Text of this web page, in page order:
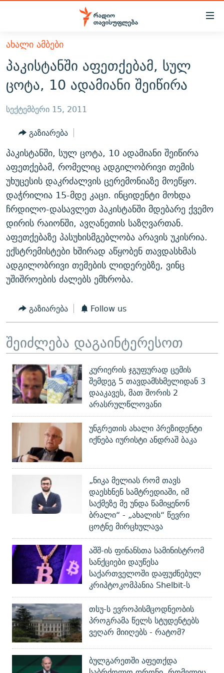
Accessibility
მთავარ
შინაარსზე
დაბრუნება
მთავარ
დაბრუნება
ძიებაზე
დაბრუნება
ᲐᲮᲐᲚᲘ ᲐᲛᲑᲔᲑᲘ
ᲗᲔᲛᲔᲑᲘ
ᲞᲝᲚᲘᲢᲘᲙᲐ
ᲔᲙᲝᲜᲝᲛᲘᲙᲐ
ᲡᲐᲖᲝᲒᲐᲓᲝᲔᲑᲐ
ᲡᲞᲝᲠᲢᲘ
ᲕᲘᲓᲔᲝ
ᲑᲚᲝᲒᲔᲑᲘ
ᲞᲝᲓᲙᲐᲡᲢᲔᲑᲘ
ᲜᲘᲙᲝᲡ ᲞᲝᲓᲙᲐᲡᲢᲘ
60 ᲓᲔᲪᲘᲑᲔᲚᲘ
ᲒᲐᲜᲙᲘᲗᲮᲕᲘᲡ ᲓᲦᲔ
ᲓᲘᲚᲘᲡ ᲡᲐᲣᲑᲠᲔᲑᲘ
ᲛᲝᲚᲐᲞᲐᲠᲐᲙᲔ ᲢᲔᲥᲡᲢᲔᲑᲘ
ᲨᲘᲜ - ᲣᲪᲮᲝᲔᲗᲨᲘ
ᲚᲘᲢᲔᲠᲐᲢᲣᲠᲣᲚᲘ ᲬᲐᲮᲜᲐᲒᲔᲑᲘ
ᲐᲛᲔᲠᲘᲙᲣᲚᲘ ᲛᲝᲗᲮᲠᲝᲑᲐ
ᲘᲛᲞᲔᲠᲘᲐ ᲓᲐ ᲠᲐᲓᲘᲝ
ᲗᲐᲕᲘᲡᲣᲤᲚᲔᲑᲘᲡ ᲛᲝᲜᲘᲢᲝᲠᲘ
ᲤᲔᲜᲝᲕᲐᲜᲘ - 2.10
ᲗᲥᲕᲔᲜᲘ ᲞᲣᲑᲚᲘᲙᲐᲪᲘᲔᲑᲘ
ᲞᲠᲝᲔᲥᲢᲔᲑᲘ
ᲣᲙᲠᲐᲘᲜᲐᲨᲘ ᲓᲐᲦᲣᲞᲣᲚᲘ ᲥᲐᲠᲗᲕᲔᲚᲘ ᲛᲔᲑᲠᲫᲝᲚᲔᲑᲘ - 2022
ᲓᲐᲛᲝᲣᲙᲘᲓᲔᲑᲚᲝᲑᲘᲡ 100 ᲬᲔᲚᲘ
ᲩᲔᲛᲘ ᲡᲘᲙᲕᲓᲘᲚᲘᲡ ᲛᲘᲖᲔᲖᲘᲐ COVID-19
11 ᲬᲔᲚᲘ - 11 ᲐᲛᲑᲐᲕᲘ
ᲡᲐᲞᲐᲠᲚᲐᲛᲔᲜᲢᲝ ᲐᲠᲩᲔᲕᲜᲔᲑᲘᲡ ᲘᲡᲢᲝᲠᲘᲐ
ᲑᲐᲕᲨᲕᲔᲑᲘ ᲞᲠᲝᲡᲢᲘᲢᲣᲪᲘᲐᲨᲘ - ᲐᲛᲝᲣᲗᲥᲛᲔᲚᲘ ᲐᲛᲑᲐᲕᲘ
5 ᲐᲛᲑᲐᲕᲘ - 20 ᲘᲕᲜᲘᲡᲡ ᲓᲐᲨᲐᲕᲔᲑᲣᲚᲔᲑᲘ
ᲐᲒᲕᲘᲡᲢᲝᲡ ᲝᲛᲘ
ПРИВЕТ ᲙᲣᲚᲢᲣᲠᲐ
ЭХО КАВКАЗА
ᲒᲐᲛᲝᲘᲬᲔᲠᲔ
რთე/რთ-ის ყველა საიტი
ᲐᲮᲐᲚᲘ ᲐᲛᲑᲔᲑᲘ
პაკისტანში აფეთქებამ, სულ
ცოტა, 10 ადამიანი შეიწირა
სექტემბერი 15, 2011
გაზიარება
პაკისტანში, სულ ცოტა, 10 ადამიანი შეიწირა
აფეთქებამ, რომელიც ადგილობრივი თემის
უხუცესის დაკრძალვის ცერემონიაზე მოეწყო.
დაჭრილია 15-მდე კაცი. ინციდენტი მოხდა
ჩრდილო-დასავლეთ პაკისტანში მდებარე ქვემო
დირის რაიონში, ავღანეთის საზღვართან.
აფეთქებაზე პასუხისმგებლობა არავის უკისრია.
ექსტრემისტები ხშირად აწყობენ თავდასხმას
ადგილობრივი თემების ლიდერებზე, ვინც
უშიშროების ძალებს ემხრობა.
გაზიარება Follow us
შეიძლება დაგაინტერესოთ
კურიერის ჯგუფურად ცემის
შემდეგ 5 თავდამსხმელიდან 3
დააკავეს, მათ შორის 2
არასრულწლოვანი
უნგრეთის ახალი პრეზიდენტი
იქნება იურისტი ანდრაშ ბაკა
„ნიკა მელიას რომ თავს
დაესხნენ სამტრედიაში, იმ
საქმეზე მე უნდა წამიყენონ
ბრალი“ - „ახალის“ წევრი
ცოტნე მირცხულავა
აშშ-ის ფინანსთა სამინისტრომ
სანქციები დაუწესა
საქართველოში დაფუძნებულ
კრიპტოკომპანია Shelbit-ს
თსუ-ს ევროპისმცოდნეობის
პროგრამა წელს სტუდენტებს
ვეღარ მიიღებს - რატომ?
ბულგარეთში აფეთქდა